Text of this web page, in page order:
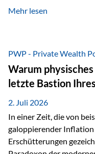
sicherzustellen, dass
folgende Situation vor:
einen Teil seines
Tochter das Geld
Mehr lesen
PWP - Private Wealth
Warum
letzte Bastion
2. Juli 2026
In einer Zeit, die von
galoppierender
Erschütterungen